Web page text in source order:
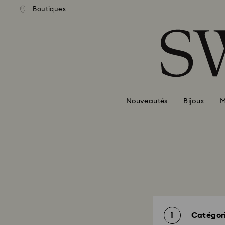
Accesskeys list
Boutiques
Nouveautés Bijoux
1